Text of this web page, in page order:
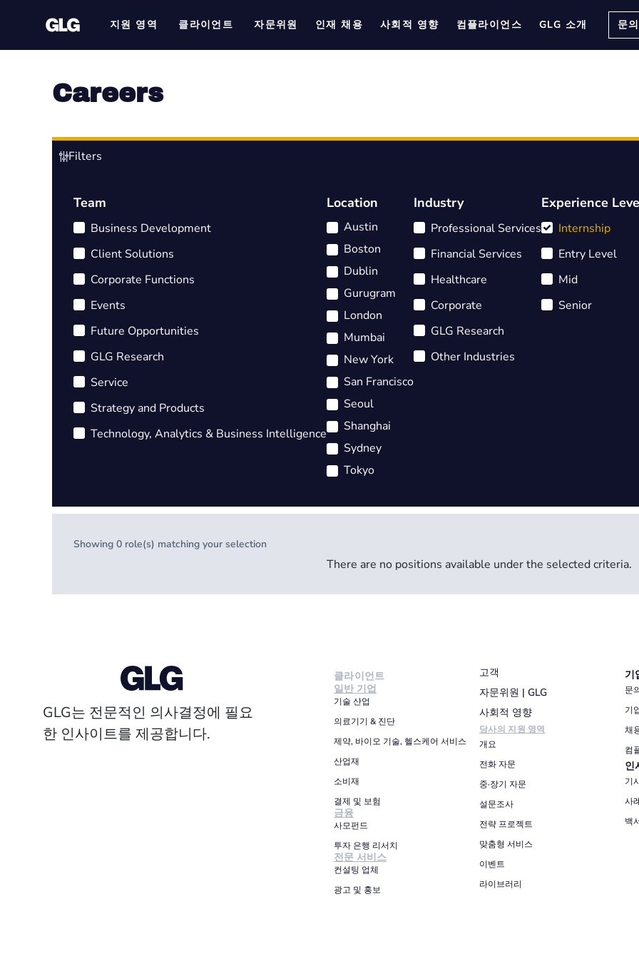
지원 영역 클라이언트 자문위원 인재 채용 사회적 영향 컴플라이언스 GLG 소개 문
Careers
Filters
Team
Business Development
Client Solutions
Corporate Functions
Events
Future Opportunities
GLG Research
Service
Strategy and Products
Technology, Analytics & Business Intelligence
Location
Austin
Boston
Dublin
Gurugram
London
Mumbai
New York
San Francisco
Seoul
Shanghai
Sydney
Tokyo
Industry
Professional Services
Financial Services
Healthcare
Corporate
GLG Research
Other Industries
Experience
Internship
Entry Level
Mid
Senior
Showing0 role(s) matching your selection
There are no positions available under the selected criteria.
GLG는 전문적인 의사결정에 필요
한 인사이트를 제공합니다.
클라이언트
일반 기업
기술 산업
의료기기 & 진단
제약, 바이오 기술, 헬스케어 서비스
산업재
소비재
결제 및 보험
금융
사모펀드
투자 은행 리서치
전문 서비스
컨설팅 업체
광고 및 홍보
고객
자문위원 | GLG
사회적 영향
당사의 지원 영역
개요
전화 자문
중·장기 자문
설문조사
전략 프로젝트
맞춤형 서비스
이벤트
라이브러리
기
문
기
채
컴
인
기
사
백